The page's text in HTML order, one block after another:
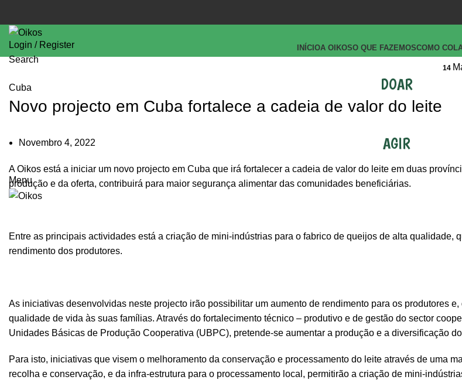
Login / Register
Search
INÍCIOA OIKOSO QUE FAZEMOSCOMO
DOAR
AGIR
Menu
Cuba
Novo projecto em Cuba fortalece a cadeia de valor do leite
Novembro 4, 2022
14
A Oikos está a iniciar um novo projecto em Cuba que irá fortalecer a cadeia de valor do leite em duas
produção e da oferta, contribuirá para maior segurança alimentar das comunidades beneficiárias.
Entre as principais actividades está a criação de mini-indústrias para o fabrico de queijos de alta qualidade,
rendimento dos produtores.
As iniciativas desenvolvidas neste projecto irão possibilitar um aumento de rendimento para os produtores
qualidade de vida às suas famílias. Através do fortalecimento técnico – produtivo e de gestão do sector
Unidades Básicas de Produção Cooperativa (UBPC), pretende-se aumentar a produção e a diversificação
Para isto, iniciativas que visem o melhoramento da conservação e processamento do leite através de uma
recolha e conservação, e da infra-estrutura para o processamento local, permitirão a criação de mini-